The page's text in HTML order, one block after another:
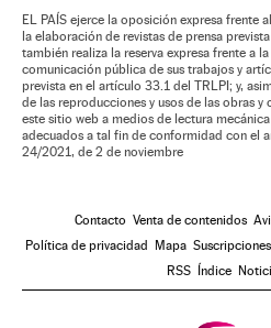
EL PAÍS ejerce la oposición expresa frente
la elaboración de revistas de prensa
también realiza la reserva expresa frente a
comunicación pública de sus trabajos y
prevista en el artículo 33.1 del TRLPI; y,
de las reproducciones y usos de las obras
este sitio web a medios de lectura
adecuados a tal fin de conformidad con el
24/2021, de 2 de noviembre
Contacto Venta de contenidos
Política de privacidad Mapa
RSS Índice